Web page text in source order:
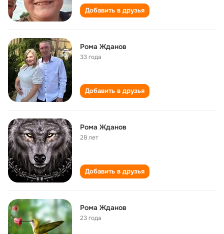
Добавить в друзья
Рома Жданов
33 года
Добавить в друзья
Рома Жданов
28 лет
Добавить в друзья
Рома Жданов
23 года